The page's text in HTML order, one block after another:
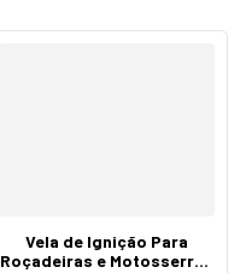
Vela de Ignição Para
Roçadeiras e Motosserras